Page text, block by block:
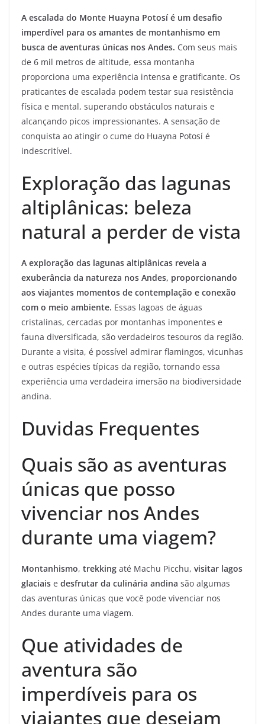
A escalada do Monte Huayna Potosí é um desafio
imperdível para os amantes de montanhismo em
busca de aventuras únicas nos Andes. Com seus mais
de 6 mil metros de altitude, essa montanha
proporciona uma experiência intensa e gratificante. Os
praticantes de escalada podem testar sua resistência
física e mental, superando obstáculos naturais e
alcançando picos impressionantes. A sensação de
conquista ao atingir o cume do Huayna Potosí é
indescritível.
Exploração das lagunas
altiplânicas: beleza
natural a perder de vista
A exploração das lagunas altiplânicas revela a
exuberância da natureza nos Andes, proporcionando
aos viajantes momentos de contemplação e conexão
com o meio ambiente. Essas lagoas de águas
cristalinas, cercadas por montanhas imponentes e
fauna diversificada, são verdadeiros tesouros da região.
Durante a visita, é possível admirar flamingos, vicunhas
e outras espécies típicas da região, tornando essa
experiência uma verdadeira imersão na biodiversidade
andina.
Duvidas Frequentes
Quais são as aventuras
únicas que posso
vivenciar nos Andes
durante uma viagem?
Montanhismo, trekking até Machu Picchu, visitar lagos
glaciais e desfrutar da culinária andina são algumas
das aventuras únicas que você pode vivenciar nos
Andes durante uma viagem.
Que atividades de
aventura são
imperdíveis para os
viajantes que desejam